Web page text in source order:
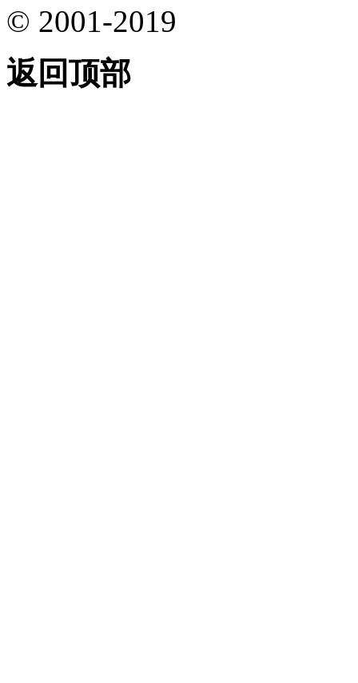
© 2001-2019
返回顶部